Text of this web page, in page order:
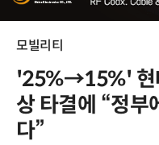
모빌리티
'25%→15%' 현
상 타결에 “정
다”